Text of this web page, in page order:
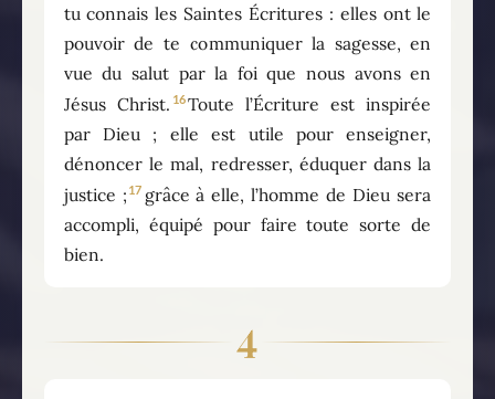
tu connais les Saintes Écritures : elles ont le
pouvoir de te communiquer la sagesse, en
vue du salut par la foi que nous avons en
Jésus Christ. 16Toute l’Écriture est inspirée
par Dieu ; elle est utile pour enseigner,
dénoncer le mal, redresser, éduquer dans la
justice ; 17 grâce à elle, l’homme de Dieu sera
accompli, équipé pour faire toute sorte de
bien.
4